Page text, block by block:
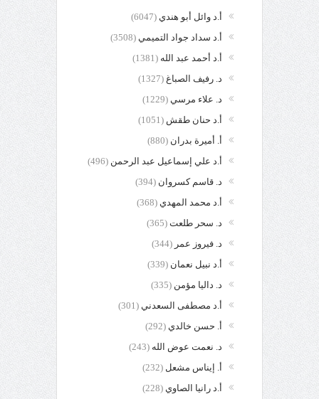
أ.د وائل أبو هندي (6047)
أ.د سداد جواد التميمي (3508)
أ.د أحمد عبد الله (1381)
د. رفيف الصباغ (1327)
د. علاء مرسي (1229)
أ.د حنان طقش (1051)
أ. أميرة بدران (880)
أ.د علي إسماعيل عبد الرحمن (496)
د. قاسم كسروان (394)
أ.د محمد المهدي (368)
د. سحر طلعت (365)
د. فيروز عمر (344)
أ.د نبيل نعمان (339)
د. داليا مؤمن (335)
أ.د مصطفى السعدني (301)
أ. حسن خالدي (292)
د. نعمت عوض الله (243)
أ. إيناس مشعل (232)
أ.د رانيا الصاوي (228)